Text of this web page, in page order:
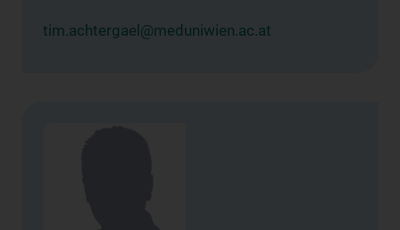
tim.achtergael@meduniwien.ac.at